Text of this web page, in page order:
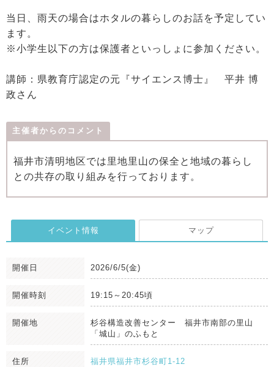
当日、雨天の場合はホタルの暮らしのお話を予定してい
ます。
※小学生以下の方は保護者といっしょに参加ください。
講師：県教育庁認定の元『サイエンス博士』 平井 博
政さん
主催者からのコメント
福井市清明地区では里地里山の保全と地域の暮らし
との共存の取り組みを行っております。
イベント情報 マップ
開催日 2026/6/5(金)
開催時刻 19:15～20:45頃
開催地
杉谷構造改善センター 福井市南部の里山
「城山」のふもと
住所 福井県福井市杉谷町1-12